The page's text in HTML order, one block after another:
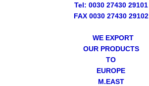
Tel: 0030 27430 29101
FAX 0030 27430 29102
WE EXPORT
OUR PRODUCTS
TO
EUROPE
M.EAST